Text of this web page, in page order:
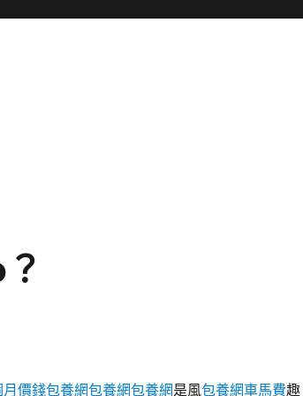
價錢包養網包養網包養網是風包養網車馬費趣